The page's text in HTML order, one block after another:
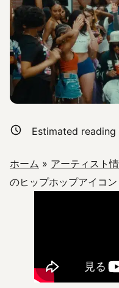
Estimated reading
ホーム » アーティスト
のヒップホップアイコン